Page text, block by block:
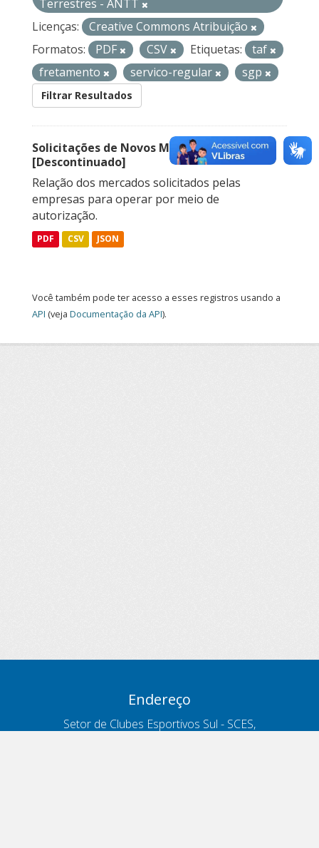
Terrestres - ANTT
Licenças:
Creative Commons Atribuição
Formatos:
PDF CSV Etiquetas:
taf
fretamento
servico-regular sgp
Filtrar Resultados
Solicitações de Novos Mercados
[Descontinuado]
Relação dos mercados solicitados pelas
empresas para operar por meio de
autorização.
PDF CSV JSON
Você também pode ter acesso a esses registros usando a
API (veja Documentação da API).
Endereço
Setor de Clubes Esportivos Sul - SCES,